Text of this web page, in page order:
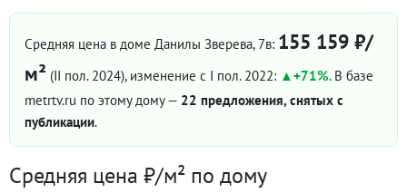
Средняя цена в доме Данилы Зверева, 7в: 155 159 ₽/
м² (II пол. 2024), изменение с I пол. 2022: +71%. В базе
metrtv.ru по этому дому — 22 предложения, снятых с
публикации.
Средняя цена ₽/м² по дому